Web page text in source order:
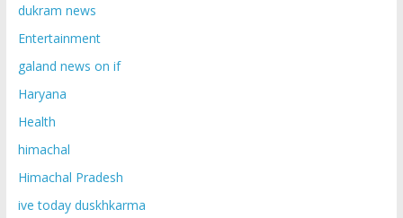
dukram news
Entertainment
galand news on if
Haryana
Health
himachal
Himachal Pradesh
ive today duskhkarma